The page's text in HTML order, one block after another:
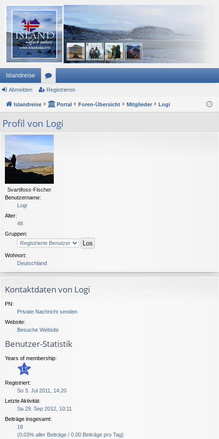
Islandreise
or
en
Abmelden Registrieren
Islandreise Portal Foren-Übersicht Mitglieder Logi
Profil von Logi
Svartifoss-Fischer
Benutzername:
Logi
Alter:
48
Gruppen:
Wohnort:
Deutschland
Kontaktdaten von Logi
PN:
Private Nachricht senden
Website:
Besuche Website
Benutzer-Statistik
Years of membership:
15
Registriert:
So 3. Jul 2011, 14:20
Letzte Aktivität:
Sa 29. Sep 2012, 10:11
Beiträge insgesamt:
18
(0.03% aller Beiträge / 0.00 Beiträge pro Tag)